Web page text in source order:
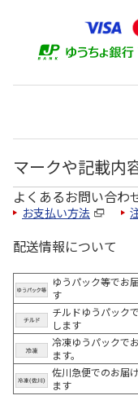
マークや記載内
よくあるお問い合わ
お支払い方法
配送情報について
ゆうパック等でお
す
チルドゆうパック
します
冷凍ゆうパックで
ます。
佐川急便でのお届
ます